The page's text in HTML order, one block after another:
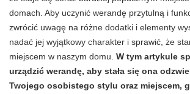
domach. Aby uczynić werandę przytulną i
zwrócić uwagę na różne dodatki i elementy
nadać jej wyjątkowy charakter i sprawić, że
miejscem w naszym domu. W tym artykule
urządzić werandę, aby stała się ona
Twojego osobistego stylu oraz miejscem,